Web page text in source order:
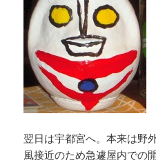
翌日は宇都宮へ。本来は野
風接近のため急遽屋内での